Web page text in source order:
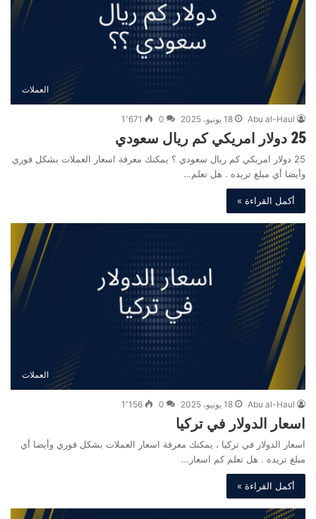
العملات
Abu al-Haul 18 يونيو، 2025 0 1٬671
25 دولار امريكي كم ريال سعودي
25 دولار امريكي كم ريال سعودي ؟ يمكنك معرفة اسعار العملات بشكل فوري
وأيضا أي مبلغ تريده . هل تعلم…
أكمل القراءة »
العملات
Abu al-Haul 18 يونيو، 2025 0 1٬156
اسعار الدولار في تركيا
اسعار الدولار في تركيا ، يمكنك معرفة اسعار العملات بشكل فوري وأيضا أي
مبلغ تريده . هل تعلم كم اسعار…
أكمل القراءة »